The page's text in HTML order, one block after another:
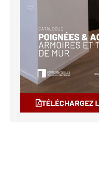
TÉLÉCHARGEZ